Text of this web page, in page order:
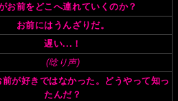
お前をどこへ連れていくのか？
お前にはうんざりだ。
遅い...！
(唸り声)
が好きではなかった。どうやって知っ
たんだ？